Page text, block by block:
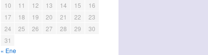
« Ene
10
11 12 13 14 15
16
17
18 19 20 21 22
23
24
25 26 27 28 29
30
31